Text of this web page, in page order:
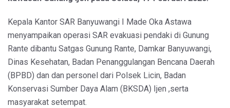
Kepala Kantor SAR Banyuwangi I Made Oka Astawa
menyampaikan operasi SAR evakuasi pendaki di Gunung
Rante dibantu Satgas Gunung Rante, Damkar Banyuwangi,
Dinas Kesehatan, Badan Penanggulangan Bencana Daerah
(BPBD) dan dan personel dari Polsek Licin, Badan
Konservasi Sumber Daya Alam (BKSDA) Ijen ,serta
masyarakat setempat.